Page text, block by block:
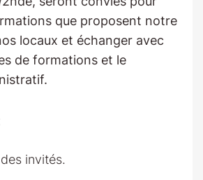
que proposent notre
locaux et échanger avec
de formations et le
invités.